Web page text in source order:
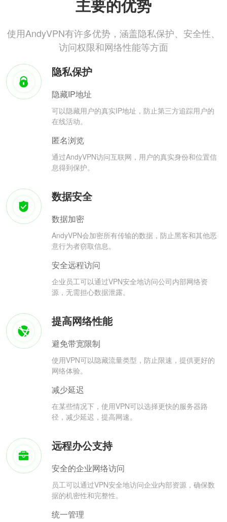
主要的优势
使用AndyVPN有许多优势，涵盖隐私保护、安全性、
访问权限和网络性能等方面
隐私保护
隐藏IP地址
可以隐藏用户的真实IP地址，防止第三方追踪用户的
在线活动。
匿名浏览
通过AndyVPN访问互联网，用户的真实身份和位置信
息得到保护。
数据安全
数据加密
AndyVPN会加密所有传输的数据，防止黑客和其他恶
意行为者窃取信息。
安全远程访问
企业员工可以通过VPN安全地访问公司内部网络资
源，无需担心数据泄露。
提高网络性能
避免带宽限制
使用VPN可以隐藏流量类型，防止限速，提供更好的
网络体验。
减少延迟
在某些情况下，使用VPN可以选择更快的服务器路
径，减少延迟，提高网速。
远程办公支持
安全的企业网络访问
员工可以通过VPN安全地访问企业内部资源，确保数
据的机密性和完整性。
统一管理